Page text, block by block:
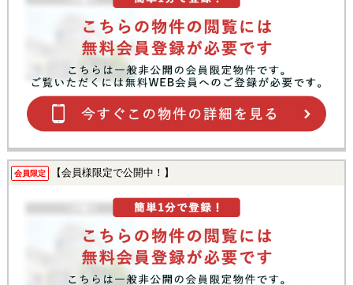
会員限定 【会員様限定で公開中！】